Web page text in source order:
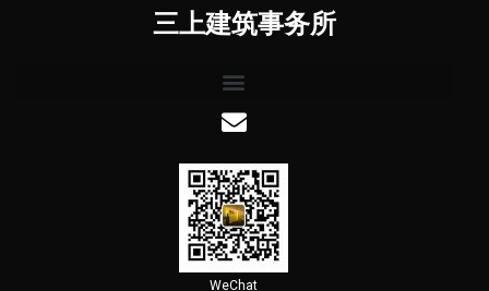
三上建筑事务所
WeChat